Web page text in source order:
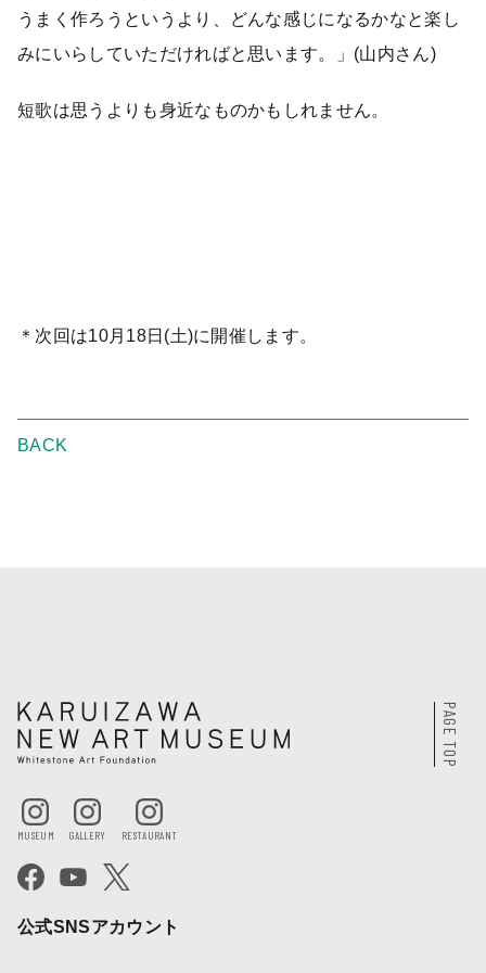
うまく作ろうというより、どんな感じになるかなと楽し
みにいらしていただければと思います。」(山内さん)
短歌は思うよりも身近なものかもしれません。
＊次回は10月18日(土)に開催します。
BACK
公式SNSアカウント
PAGE TOP